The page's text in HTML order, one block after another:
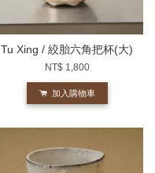
Tu Xing / 絞胎六角把杯(大)
NT$ 1,800
加入購物車